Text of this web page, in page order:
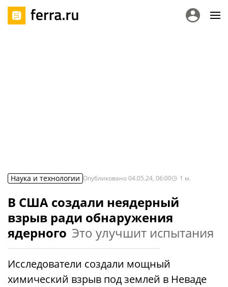
Наука и технологии Опубликовано04.05.24, 06:00 1 м.
В США создали неядерный
взрыв ради обнаружения
ядерного Это улучшит испытания
Исследователи создали мощный
химический взрыв под землей в Неваде